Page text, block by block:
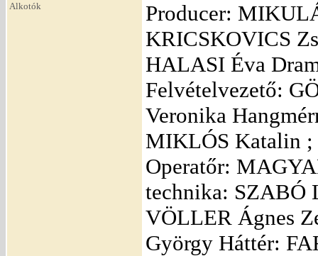
Alkotók
Producer:
KRICSKOVICS
HALASI Éva
Felvételvezető:
Veronika
MIKLÓS Katalin ;
Operatőr:
technika: SZABÓ
VÖLLER Ágnes
György Háttér: